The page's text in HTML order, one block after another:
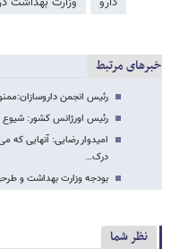
خبرهای مرتبط
رئیس انجمن
رئیس اورژانس کشور: شیوع
امیدوار رضایی: آنهایی که
درک…
بودجه وزارت بهداشت و
نظر شما